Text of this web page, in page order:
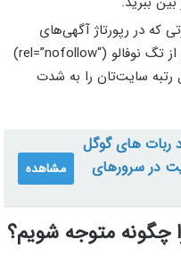
که در رپورتاژ آگهی‌های
سایت خود یا لینک‌های پولی‌تان از تگ نوفالو (“rel=”nofollow)
رتبه سایت‌تان را به شدت
های گوگل
در سرورهای
مشاهده
چگونه متوجه شویم؟